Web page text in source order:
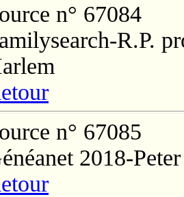
n° 67084
R.P.
n° 67085
2018-